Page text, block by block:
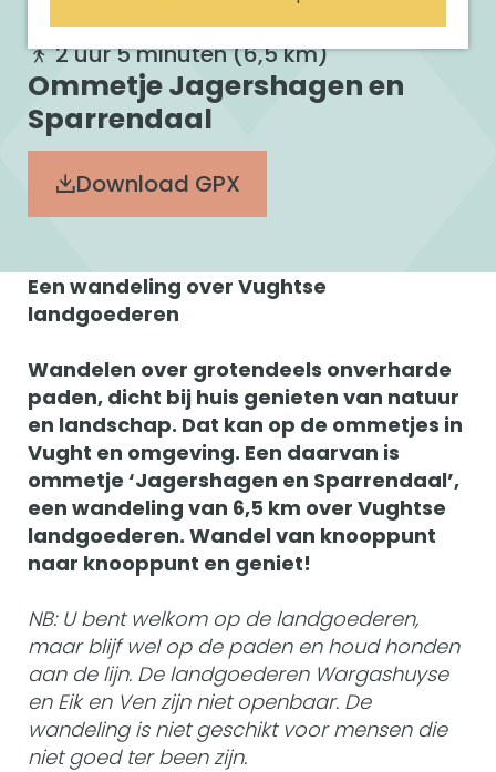
n
_
w
a
l
2 uur 5 minuten(6,5 km)
Ommetje Jagershagen en
Sparrendaal
Download GPX
Een wandeling over Vughtse
landgoederen
Wandelen over grotendeels onverharde
paden, dicht bij huis genieten van natuur
en landschap. Dat kan op de ommetjes in
Vught en omgeving. Een daarvan is
ommetje ‘Jagershagen en Sparrendaal’,
een wandeling van 6,5 km over Vughtse
landgoederen. Wandel van knooppunt
naar knooppunt en geniet!
NB: U bent welkom op de landgoederen,
maar blijf wel op de paden en houd honden
aan de lijn. De landgoederen Wargashuyse
en Eik en Ven zijn niet openbaar. De
wandeling is niet geschikt voor mensen die
niet goed ter been zijn.